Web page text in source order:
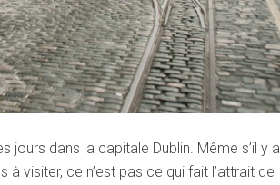
jours dans la capitale Dublin. Même s’il y a
visiter, ce n’est pas ce qui fait l’attrait de